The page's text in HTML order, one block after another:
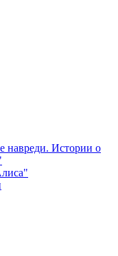
навреди. Истории о